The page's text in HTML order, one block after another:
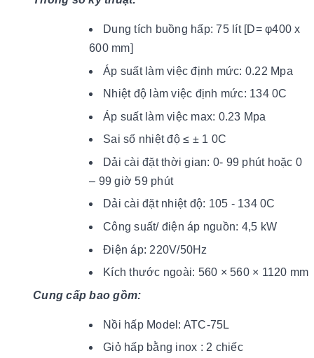
Dung tích buồng hấp: 75 lít [D= φ400 x
600 mm]
Áp suất làm việc định mức: 0.22 Mpa
Nhiệt độ làm việc định mức: 134 0C
Áp suất làm việc max: 0.23 Mpa
Sai số nhiệt độ ≤ ± 1 0C
Dải cài đặt thời gian: 0- 99 phút hoặc 0
– 99 giờ 59 phút
Dải cài đặt nhiệt độ: 105 - 134 0C
Công suất/ điện áp nguồn: 4,5 kW
Điện áp: 220V/50Hz
Kích thước ngoài: 560 × 560 × 1120 mm
Cung cấp bao gồm:
Nồi hấp Model: ATC-75L
Giỏ hấp bằng inox : 2 chiếc